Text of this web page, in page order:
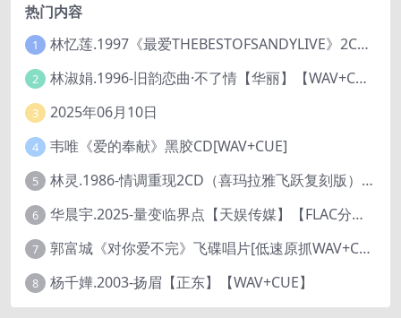
热门内容
1 林忆莲.1997《最爱THEBESTOFSANDYLIVE》2CD【滚石】
2 林淑娟.1996-旧韵恋曲·不了情【华丽】【WAV+CUE】
3 2025年06月10日
4 韦唯《爱的奉献》黑胶CD[WAV+CUE]
5 林灵.1986-情调重现2CD（喜玛拉雅飞跃复刻版）【海丽】
6 华晨宇.2025-量变临界点【天娱传媒】【FLAC分轨】
7 郭富城《对你爱不完》飞碟唱片[低速原抓WAV+CUE]
8 杨千嬅.2003-扬眉【正东】【WAV+CUE】